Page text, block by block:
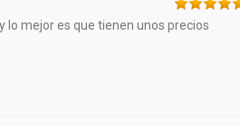
lo mejor es que tienen unos precios